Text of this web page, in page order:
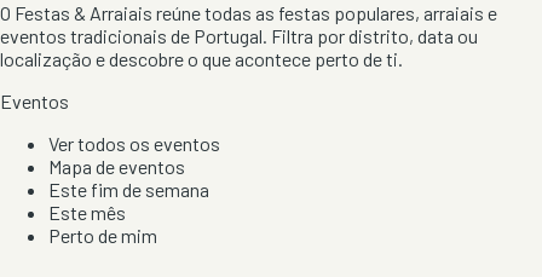
O Festas & Arraiais reúne todas as festas populares, arraiais e
eventos tradicionais de Portugal. Filtra por distrito, data ou
localização e descobre o que acontece perto de ti.
Eventos
Ver todos os eventos
Mapa de eventos
Este fim de semana
Este mês
Perto de mim